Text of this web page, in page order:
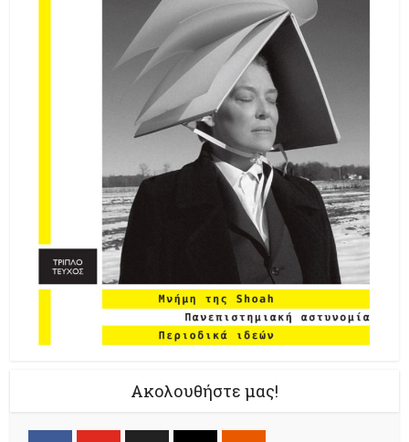
Ακολουθήστε μας!